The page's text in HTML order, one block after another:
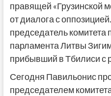
правящей «Грузинской
от диалога с
председатель
парламента Литвы
прибывший в Тбилиси с
Сегодня Павильонис
председателем